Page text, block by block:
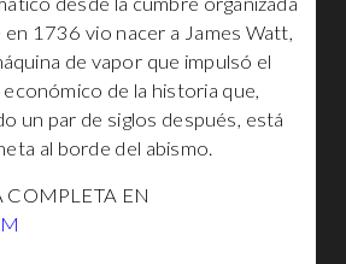
en 1736 vio nacer a James Watt,
de vapor que impulsó el
de la historia que,
un par de siglos después, está
al borde del abismo.
COMPLETA EN